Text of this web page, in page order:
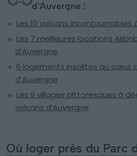
d'Auvergne :
Les 10 volcans incontournables
Les 7 meilleures locations
d’Auvergne
6 logements insolites au cœur
d’Auvergne
Les 9 villages pittoresques à
volcans d’Auvergne
Où loger près du Parc